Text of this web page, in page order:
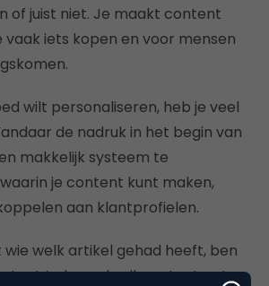
of juist niet. Je maakt content
vaak iets kopen en voor mensen
wilt personaliseren, heb je veel
de nadruk in het begin van
makkelijk systeem te
je content kunt maken,
aan klantprofielen.
welk artikel gehad heeft, ben
te hergebruiken. Je stuurt